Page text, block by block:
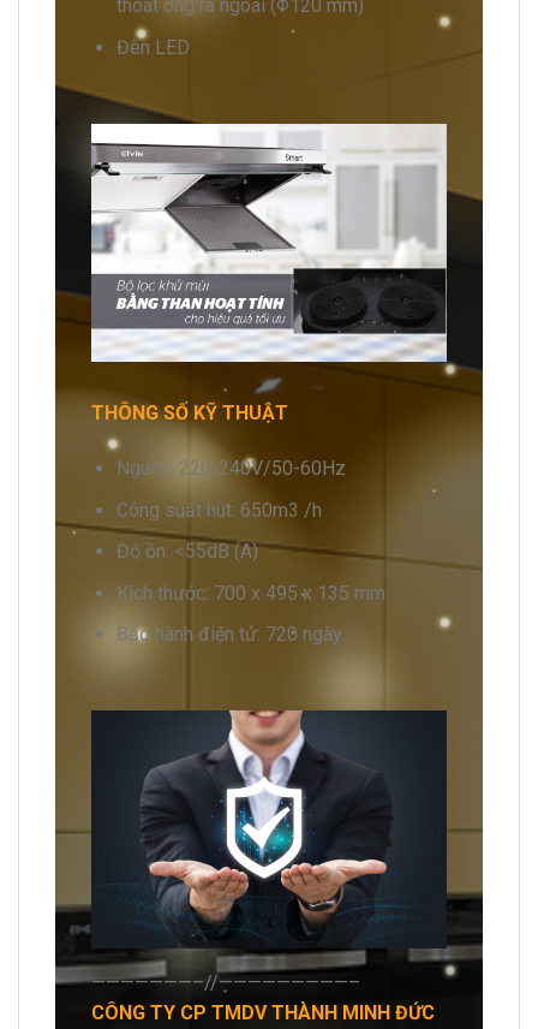
thoát ống ra ngoài (Φ120 mm)
Đèn LED
THÔNG SỐ KỸ THUẬT
Nguồn: 220-240V/50-60Hz
Công suất hút: 650m3 /h
Độ ồn: <55dB (A)
Kích thước: 700 x 495 x 135 mm
Bảo hành điện tử: 720 ngày
———————–//—————————–
CÔNG TY CP TMDV THÀNH MINH ĐỨC